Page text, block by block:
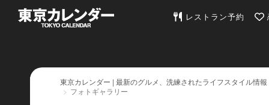
東京カレンダー | 最新
レストラン予約
東京カレンダー | 最新のグルメ、洗練されたライフスタイル情報
フォトギャラリー